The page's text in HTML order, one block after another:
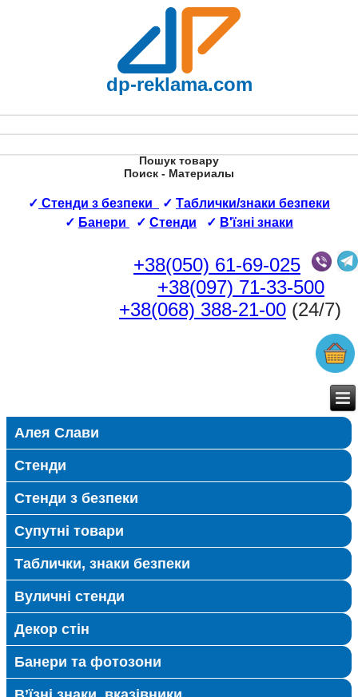
dp-reklama.com
Пошук товару
Поиск - Материалы
✓ Стенди з безпеки ✓ Таблички/знаки безпеки
✓ Банери ✓ Стенди ✓ В'їзні знаки
+38(050) 61-69-025
+38(097) 71-33-500
+38(068) 388-21-00 (24/7)
Алея Слави
Стенди
Стенди з безпеки
Супутні товари
Таблички, знаки безпеки
Вуличні стенди
Декор стін
Банери та фотозони